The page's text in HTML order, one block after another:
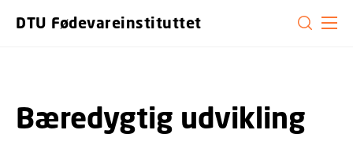
DTU Fødevareinstituttet
Bæredygtig udvikling